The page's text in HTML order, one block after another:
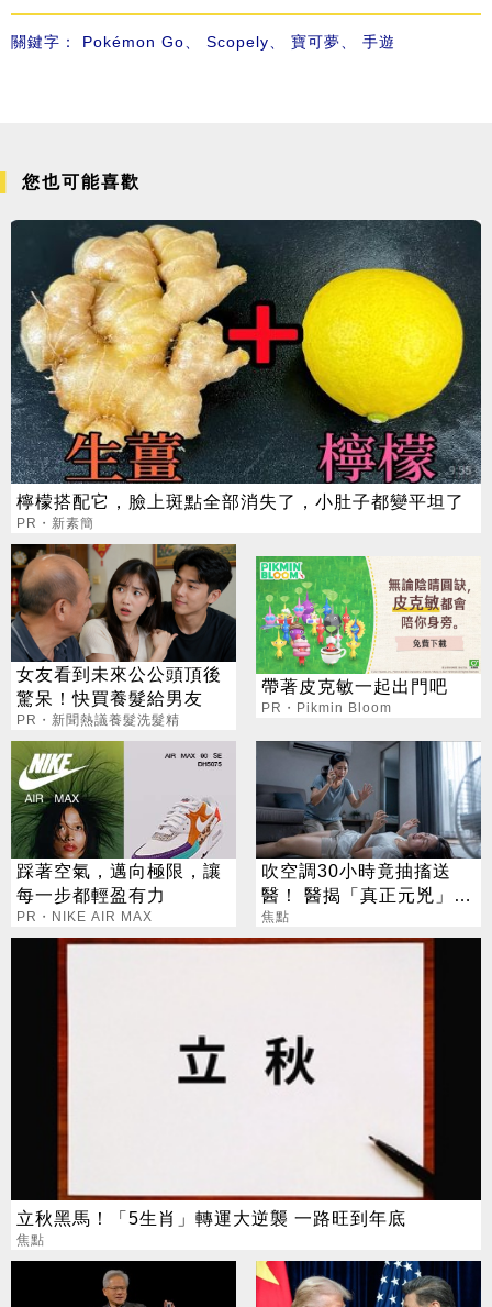
關鍵字： Pokémon Go、 Scopely、 寶可夢、 手遊
您也可能喜歡
檸檬搭配它，臉上斑點全部消失了，小肚子都變平坦了
PR・新素簡
女友看到未來公公頭頂後
驚呆！快買養髮給男友
PR・新聞熱議養髮洗髮精
帶著皮克敏一起出門吧
PR・Pikmin Bloom
踩著空氣，邁向極限，讓
每一步都輕盈有力
PR・NIKE AIR MAX
吹空調30小時竟抽搐送
醫！ 醫揭「真正元兇」：
不是冷氣
焦點
立秋黑馬！「5生肖」轉運大逆襲 一路旺到年底
焦點